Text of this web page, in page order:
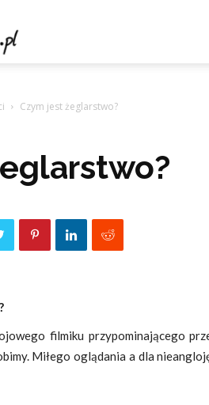
Czym jest żeglarstwo?
filmiku przypominającego
Miłego oglądania a dla